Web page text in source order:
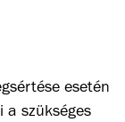
esetén
szükséges